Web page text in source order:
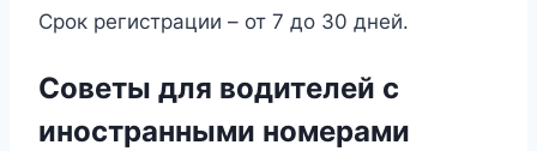
Срок регистрации – от 7 до 30 дней.
Советы для водителей с
иностранными номерами